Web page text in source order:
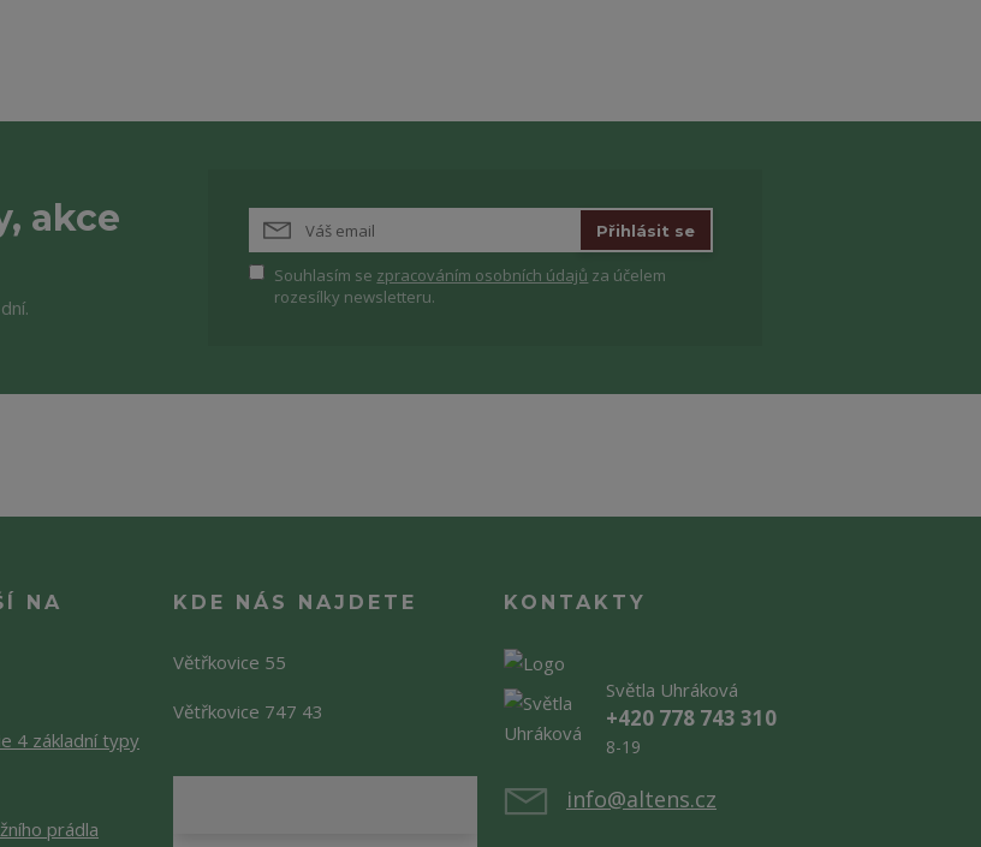
akce
Přihlásit se
Souhlasím se zpracováním osobních údajů za účelem
rozesílky newsletteru.
NA
4 základní typy
prádla
KDE NÁS NAJDETE
Větřkovice 55
Větřkovice 747 43
KONTAKTY
Světla Uhráková
+420 778 743 310
8-19
info@altens.cz